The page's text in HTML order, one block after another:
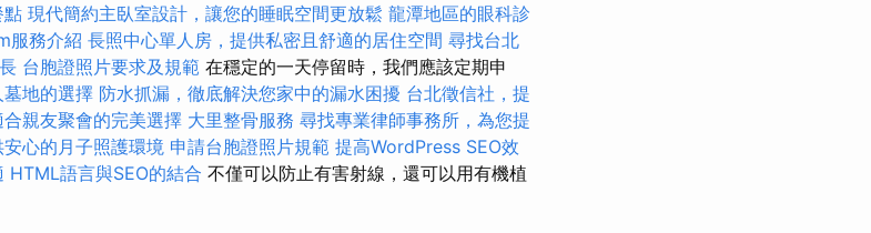
點 現代簡約主臥室設計，讓您的睡眠空間更放鬆 龍潭地區的眼科診
服務介紹 長照中心單人房，提供私密且舒適的居住空間 尋找台北
台胞證照片要求及規範 在穩定的一天停留時，我們應該定期申
地的選擇 防水抓漏，徹底解決您家中的漏水困擾 台北徵信社，提
親友聚會的完美選擇 大里整骨服務 尋找專業律師事務所，為您提
心的月子照護環境 申請台胞證照片規範 提高WordPress SEO效
HTML語言與SEO的結合 不僅可以防止有害射線，還可以用有機植